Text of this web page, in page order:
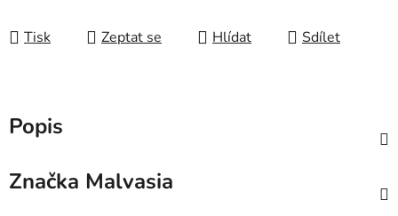
Tisk Zeptat se Hlídat Sdílet
Popis
Značka Malvasia